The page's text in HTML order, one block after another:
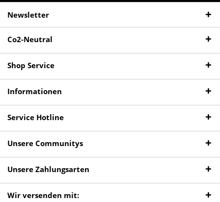
Newsletter
Co2-Neutral
Shop Service
Informationen
Service Hotline
Unsere Communitys
Unsere Zahlungsarten
Wir versenden mit: